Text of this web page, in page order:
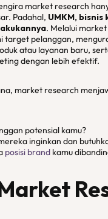
market research
Padahal, UMKM,
. Melalui
target pelanggan,
atau layanan baru,
dengan lebih efektif.
market research
potensial kamu?
inginkan dan
posisi brand kamu